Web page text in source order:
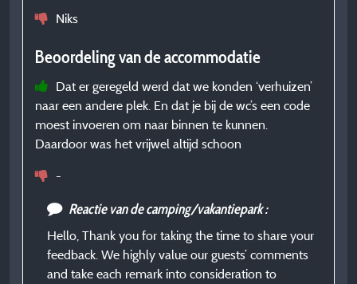
Niks
Beoordeling van de accommodatie
Dat er geregeld werd dat we konden ‘verhuizen’
naar een andere plek. En dat je bij de wc’s een code
moest invoeren om naar binnen te kunnen.
Daardoor was het vrijwel altijd schoon
-
Reactie van de camping/vakantiepark :
Hello, Thank you for taking the time to share your
feedback. We highly value our guests’ comments
and take each remark into consideration to